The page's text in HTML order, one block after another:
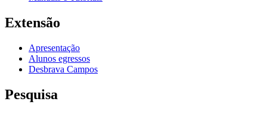
Extensão
Apresentação
Alunos egressos
Desbrava Campos
Pesquisa